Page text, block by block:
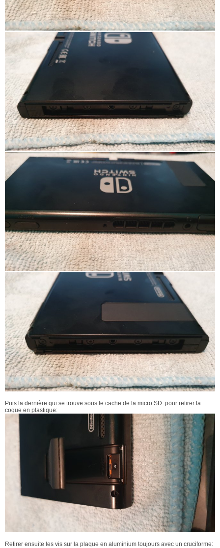
Puis la dernière qui se trouve sous le cache de la micro SD pour retirer la
coque en plastique:
Retirer ensuite les vis sur la plaque en aluminium toujours avec un cruciforme: